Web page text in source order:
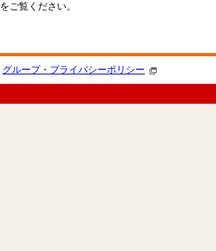
をご覧ください。
グループ・プライバシーポリシー